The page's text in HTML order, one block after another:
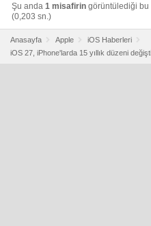
Şu anda 1 misafirin görüntülediği
(0,203 sn.)
Anasayfa Apple
iOS Haberleri
iOS 27, iPhone'larda 15 yıllık düzeni